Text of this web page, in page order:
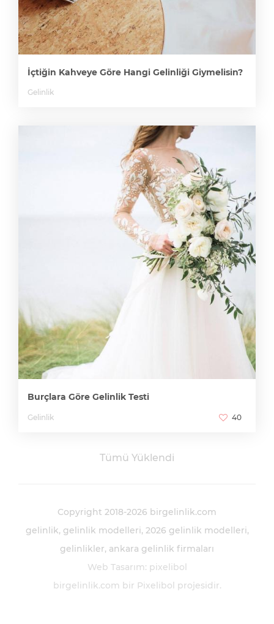
İçtiğin Kahveye Göre Hangi Gelinliği Giymelisin?
Gelinlik
Burçlara Göre Gelinlik Testi
Gelinlik 40
Tümü Yüklendi
Copyright 2018-2026 birgelinlik.com
gelinlik gelinlik modelleri 2026 gelinlik modelleri
gelinlikler ankara gelinlik firmaları
Web Tasarım: pixelibol
birgelinlik.com bir Pixelibol projesidir.